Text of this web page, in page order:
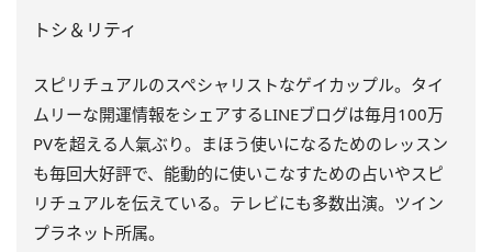
トシ＆リティ
スピリチュアルのスペシャリストなゲイカップル。タイ
ムリーな開運情報をシェアするLINEブログは毎月100万
PVを超える人氣ぶり。まほう使いになるためのレッスン
も毎回大好評で、能動的に使いこなすための占いやスピ
リチュアルを伝えている。テレビにも多数出演。ツイン
プラネット所属。